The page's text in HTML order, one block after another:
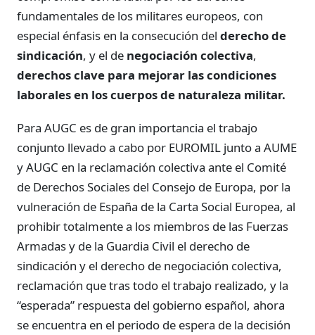
fundamentales de los militares europeos, con
especial énfasis en la consecución del derecho de
sindicación, y el de negociación colectiva,
derechos clave para mejorar las condiciones
laborales en los cuerpos de naturaleza militar.
Para AUGC es de gran importancia el trabajo
conjunto llevado a cabo por EUROMIL junto a AUME
y AUGC en la reclamación colectiva ante el Comité
de Derechos Sociales del Consejo de Europa, por la
vulneración de España de la Carta Social Europea, al
prohibir totalmente a los miembros de las Fuerzas
Armadas y de la Guardia Civil el derecho de
sindicación y el derecho de negociación colectiva,
reclamación que tras todo el trabajo realizado, y la
“esperada” respuesta del gobierno español, ahora
se encuentra en el periodo de espera de la decisión